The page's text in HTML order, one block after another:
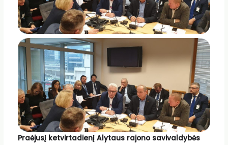
Praėjusį ketvirtadienį Alytaus rajono savivaldybės